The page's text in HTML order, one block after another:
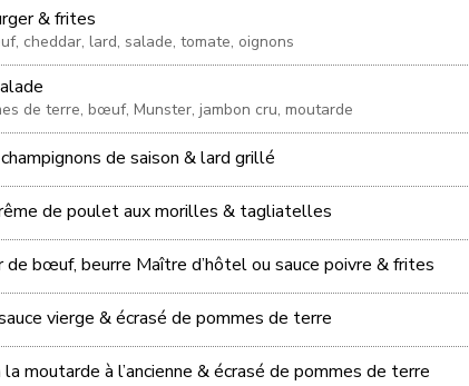
& frites
cheddar, lard, salade, tomate, oignons
de terre, bœuf, Munster, jambon cru, moutarde
de saison & lard grillé
de poulet aux morilles & tagliatelles
de bœuf, beurre Maître d’hôtel ou sauce poivre & frites
vierge & écrasé de pommes de terre
moutarde à l’ancienne & écrasé de pommes de terre